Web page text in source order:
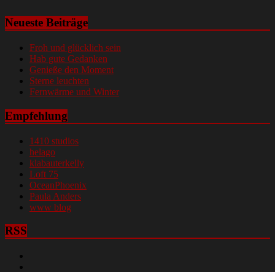
Neueste Beiträge
Froh und glücklich sein
Hab gute Gedanken
Genieße den Moment
Sterne leuchten
Fernwärme und Winter
Empfehlung
1410 studios
helago
klabauterkelly
Loft 75
OceanPhoenix
Paula Anders
www blog
RSS